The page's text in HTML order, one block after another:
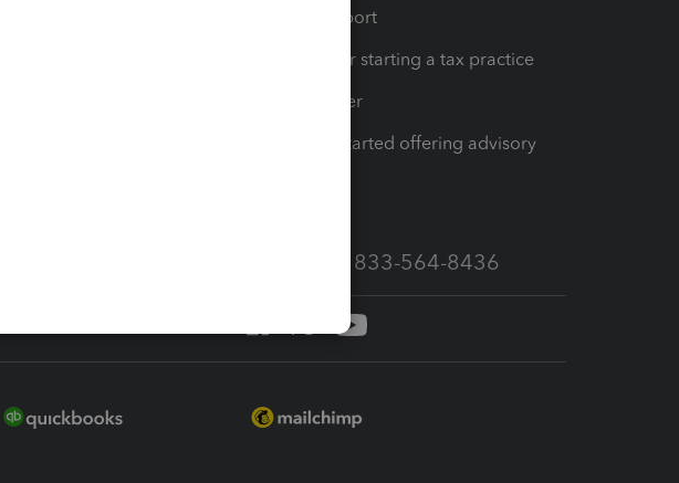
Learn & Support
Resources for starting a tax practice
Tax Pro Center
How to get started offering advisory
Call Sales: 833-564-8436